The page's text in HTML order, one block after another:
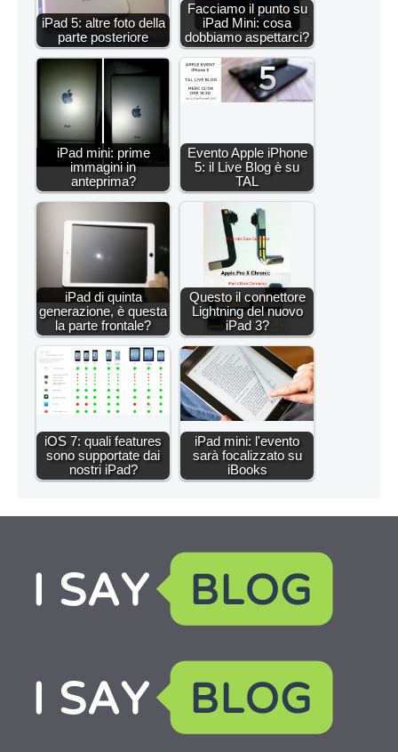
iPad 5: altre foto della
parte posteriore
Facciamo il punto su
iPad Mini: cosa
dobbiamo aspettarci?
iPad mini: prime
immagini in
anteprima?
Evento Apple iPhone
5: il Live Blog è su
TAL
iPad di quinta
generazione, è questa
la parte frontale?
Questo il connettore
Lightning del nuovo
iPad 3?
iOS 7: quali features
sono supportate dai
nostri iPad?
iPad mini: l'evento
sarà focalizzato su
iBooks